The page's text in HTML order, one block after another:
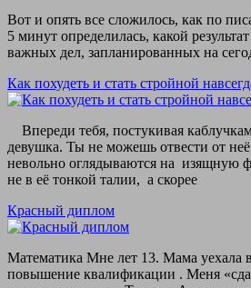
Вот и опять все сложилось, как по
5 минут определилась, какой
важных дел, запланированных на
Как похудеть и стать стройной
Впереди тебя, постукивая
девушка. Ты не можешь отвести от
невольно оглядываются на изящную
не в её тонкой талии, а скорее
Красный диплом
Математика Мне лет 13. Мама уехала
повышение квалификации . Меня